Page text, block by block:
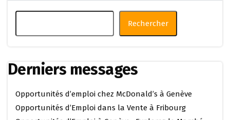
Rechercher
Derniers messages
Opportunités d’emploi chez McDonald’s à Genève
Opportunités d’Emploi dans la Vente à Fribourg